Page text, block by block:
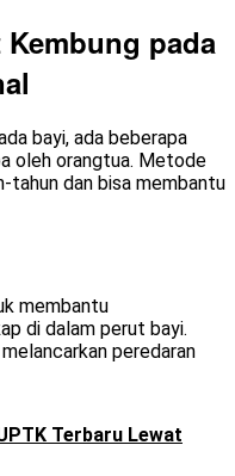
Kembung pada
bayi, ada beberapa
oleh orangtua. Metode
tahun dan bisa membantu
membantu
di dalam perut bayi.
peredaran
Terbaru Lewat